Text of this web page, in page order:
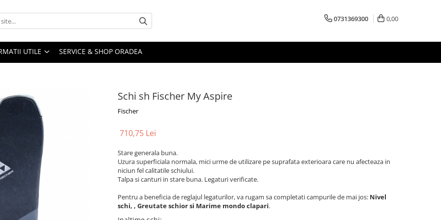
0731369300 0,00
UTILE SERVICE & SHOP ORADEA
Schi sh Fischer My Aspire
Fischer
710,75 Lei
Stare generala buna.
Uzura superficiala normala, mici urme de utilizare pe suprafata exterioara care nu afecteaza in
niciun fel calitatile schiului.
Talpa si canturi in stare buna. Legaturi verificate.
Pentru a beneficia de reglajul legaturilor, va rugam sa completati campurile de mai jos: Nivel
schi, , Greutate schior si Marime mondo clapari.